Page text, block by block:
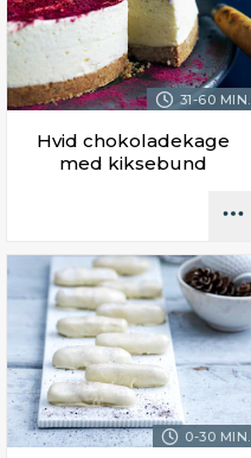
31-60 MIN.
Hvid chokoladekage
med kiksebund
0-30 MIN.